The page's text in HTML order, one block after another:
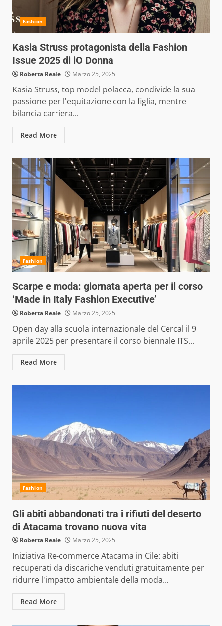
Fashion
Kasia Struss protagonista della Fashion
Issue 2025 di iO Donna
Roberta Reale Marzo 25, 2025
Kasia Struss, top model polacca, condivide la sua
passione per l'equitazione con la figlia, mentre
bilancia carriera...
Read More
Fashion
Scarpe e moda: giornata aperta per il corso
‘Made in Italy Fashion Executive’
Roberta Reale Marzo 25, 2025
Open day alla scuola internazionale del Cercal il 9
aprile 2025 per presentare il corso biennale ITS...
Read More
Fashion
Gli abiti abbandonati tra i rifiuti del deserto
di Atacama trovano nuova vita
Roberta Reale Marzo 25, 2025
Iniziativa Re-commerce Atacama in Cile: abiti
recuperati da discariche venduti gratuitamente per
ridurre l'impatto ambientale della moda...
Read More